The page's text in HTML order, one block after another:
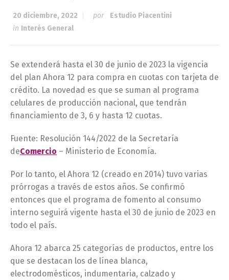
20 diciembre, 2022 por
Estudio Piacentini
in Interés General
Se extenderá hasta el 30 de junio de 2023 la vigencia
del plan Ahora 12 para compra en cuotas con tarjeta de
crédito. La novedad es que se suman al programa
celulares de producción nacional, que tendrán
financiamiento de 3, 6 y hasta 12 cuotas.
Fuente: Resolución 144/2022 de la Secretaría
deComercio – Ministerio de Economía.
Por lo tanto, el Ahora 12 (creado en 2014) tuvo varias
prórrogas a través de estos años. Se confirmó
entonces que el programa de fomento al consumo
interno seguirá vigente hasta el 30 de junio de 2023 en
todo el país.
Ahora 12 abarca 25 categorías de productos, entre los
que se destacan los de línea blanca,
electrodomésticos, indumentaria, calzado y